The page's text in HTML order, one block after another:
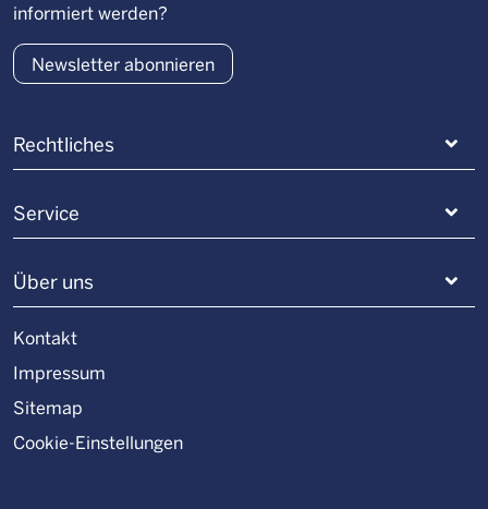
Rechtliches
Service
Über uns
Kontakt
Impressum
Sitemap
Cookie-Einstellungen
informiert werden?
Newsletter abonnieren